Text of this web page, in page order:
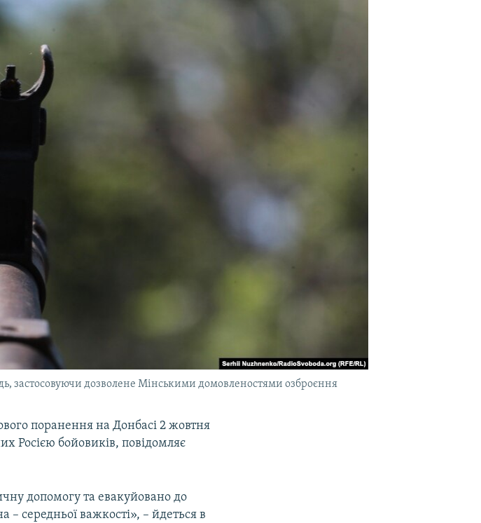
застосовуючи дозволене Мінськими домовленостями озброєння
поранення на Донбасі 2 жовтня
Росією бойовиків, повідомляє
допомогу та евакуйовано до
– середньої важкості», – йдеться в